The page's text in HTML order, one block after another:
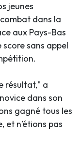
jeunes
dans la
aux Pays-Bas
sans appel
résultat," a
dans son
gagné tous les
n’étions pas